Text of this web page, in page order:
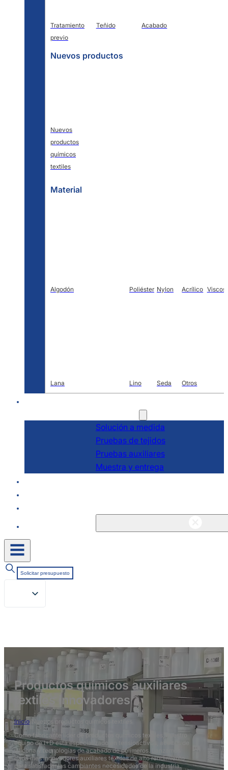
Tratamiento
previo
Teñido Acabado
Nuevos productos
Nuevos
productos
químicos
textiles
Material
Algodón Poliéster Nylon Acrílico
Lana Lino Seda Otros
Solución a medida
Pruebas de tejidos
Pruebas auxiliares
Muestra y entrega
Solicitar presupuesto
Productos químicos auxiliares
textiles innovadores
Inicio/ Nuevos productos químicos textiles
Como fabricante líder de productos químicos textiles, nuestro
equipo de I+D está especializado en tensioactivos, aceites de
silicona y tecnologías de acabado de polímeros. Lanzamos
cada mes innovadores auxiliares textiles de alto rendimiento
para satisfacer las cambiantes necesidades de la industria.